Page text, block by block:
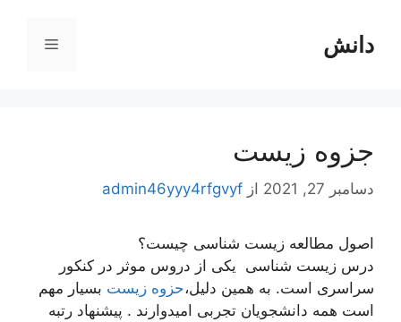
محتوادانش فهرست
جزوه زیست
دسامبر 27, 2021 از admin46yyy4rfgvyf
اصول مطالعه زیست شناسی چیست؟
درس زیست شناسی یکی از دروس موثر در کنکور
سراسری است. به همین دلیل،حزوه زیست بسیار مهم
است همه دانشجویان تجربی امیدوارند . پیشنهاد رتبه